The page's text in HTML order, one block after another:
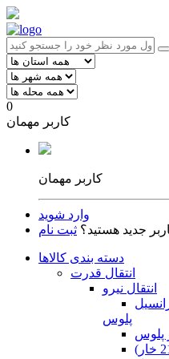
0
کاربر مهمان
کاربر مهمان
وارد شوید
جدید هستید؟ ثبت نام
دسته بندی کالاها
انتقال قدرت
انتقال نیرو
پلوس
پلوس